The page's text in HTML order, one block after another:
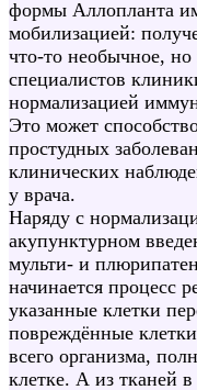
формы Аллопланта
мобилизацией:
что-то необычное,
специалистов
нормализацией
Это может
простудных
клинических
у врача.
Наряду с
акупунктурном
мульти- и
начинается процесс
указанные клетки
повреждённые
всего организма,
клетке. А из тканей